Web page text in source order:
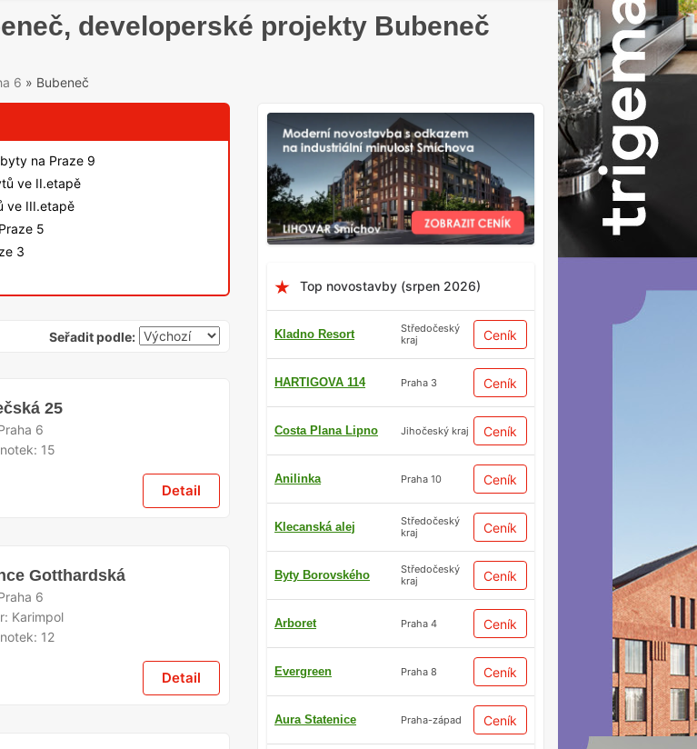
developerské projekty Bubeneč
6 » Bubeneč
Top novostavby (srpen 2026)
Kladno Resort
Středočeský
kraj
Ceník
HARTIGOVA 114 Praha 3 Ceník
Costa Plana Lipno Jihočeský kraj Ceník
Anilinka Praha 10 Ceník
Klecanská alej
Středočeský
kraj
Ceník
Byty Borovského
Středočeský
kraj
Ceník
Arboret Praha 4 Ceník
Evergreen Praha 8 Ceník
Aura Statenice Praha-západ Ceník
na Praze 9
ve II.etapě
ve III.etapě
5
3
Seřadit podle:
25
6
15
Detail
Gotthardská
6
Karimpol
12
Detail